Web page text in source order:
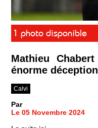
1 photo disponible
Mathieu
énorme
Calvi
Par
Le 05 Novembre 2024